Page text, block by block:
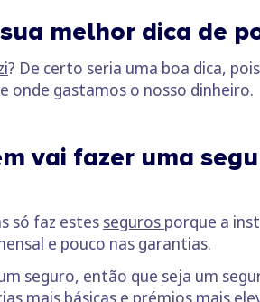
melhor dica de
? De certo seria uma boa dica,
onde gastamos o nosso dinheiro.
vai fazer uma
só faz estes seguros porque a
e pouco nas garantias.
seguro, então que seja um
mais básicas e prémios mais